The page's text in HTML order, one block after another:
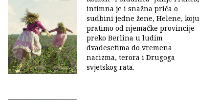
intimna je i snažna priča o
sudbini jedne žene, Helene, koju
pratimo od njemačke provincije
preko Berlina u ludim
dvadesetima do vremena
nacizma, terora i Drugoga
svjetskog rata.